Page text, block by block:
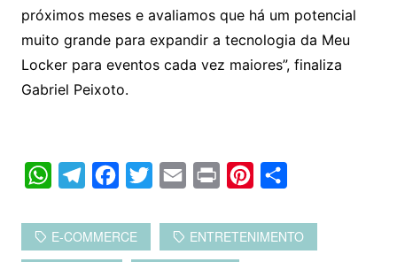
próximos meses e avaliamos que há um potencial
muito grande para expandir a tecnologia da Meu
Locker para eventos cada vez maiores”, finaliza
Gabriel Peixoto.
W
a
t
l
e
c
e
a
i
i
n
n
t
m
p
E-COMMERCE ENTRETENIMENTO